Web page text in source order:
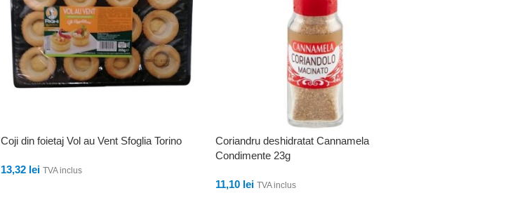
Coji din foietaj Vol au Vent Sfoglia Torino
13,32 lei TVA inclus
Coriandru deshidratat Cannamela
Condimente 23g
11,10 lei TVA inclus